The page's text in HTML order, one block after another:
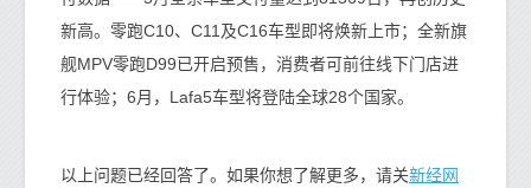
新高。零跑C10、C11及C16车型即将焕新上市；全新旗
舰MPV零跑D99已开启预售，消费者可前往线下门店进
行体验；6月，Lafa5车型将登陆全球28个国家。
以上问题已经回答了。如果你想了解更多，请关新经网